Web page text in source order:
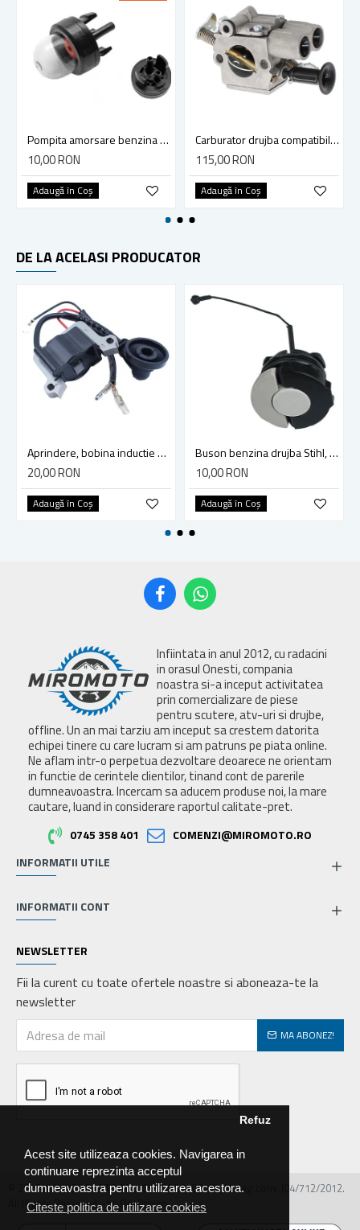
Acest site utilizeaza cookies. Navigarea in
continuare reprezinta acceptul
dumneavoastra pentru utilizarea acestora.
Citeste politica de utilizare cookies
Refuz
Pompita amorsare benzina universala
10,00 RON
Adaugă în Coş
Carburator drujba compatibil Stihl MS 261, MS 271, MS 291
115,00 RON
Adaugă în Coş
DE LA ACELASI PRODUCATOR
Aprindere, bobina inductie motocoasa chinezeasca TL43 TL 52, Ruris Dac 210, Dac 310
20,00 RON
Adaugă în Coş
Buson benzina drujba Stihl, model cu clapeta
10,00 RON
Adaugă în Coş
Infiintata in anul 2012, cu radacini
in orasul Onesti, compania
noastra si-a inceput activitatea
prin comercializare de piese
pentru scutere, atv-uri si drujbe,
offline. Un an mai tarziu am inceput sa crestem datorita
echipei tinere cu care lucram si am patruns pe piata online.
Ne aflam intr-o perpetua dezvoltare deoarece ne orientam
in functie de cerintele clientilor, tinand cont de parerile
dumneavoastra. Incercam sa aducem produse noi, la mare
cautare, luand in considerare raportul calitate-pret.
0745 358 401
COMENZI@MIROMOTO.RO
INFORMATII UTILE
INFORMATII CONT
NEWSLETTER
Fii la curent cu toate ofertele noastre si aboneaza-te la
newsletter
MA ABONEZ!
© 2026 MIRALEX PARTS SRL, CIF: RO30468586, Nr.reg.com: J04/712/2012.
All Rights Reserved - by DevPro.ro